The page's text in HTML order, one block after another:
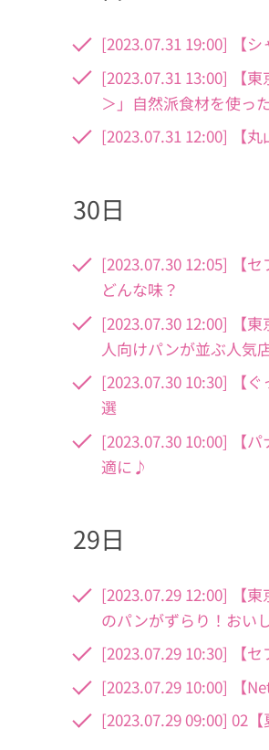
[2023.07.31 19:00] 【
[2023.07.31 13:00] 【
＞」自然派食材を使っ
[2023.07.31 12:00] 【
30日
[2023.07.30 12:05] 【
どんな味？
[2023.07.30 12:00] 【
人向けパンが並ぶ人気
[2023.07.30 10:30] 【
選
[2023.07.30 10:00] 【
適に♪
29日
[2023.07.29 12:00] 【
のパンがずらり！おい
[2023.07.29 10:30] 【
[2023.07.29 10:00] 【
[2023.07.29 09:00] 02